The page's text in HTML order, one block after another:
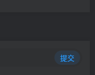
提交